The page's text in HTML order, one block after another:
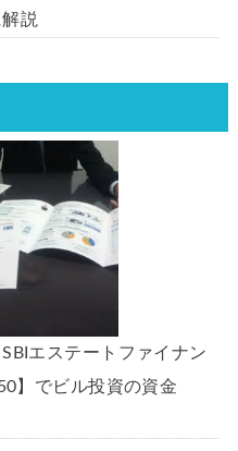
説
エステートファイナン
】でビル投資の資金